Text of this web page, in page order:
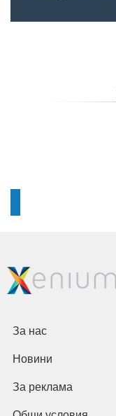
За нас
Новини
За реклама